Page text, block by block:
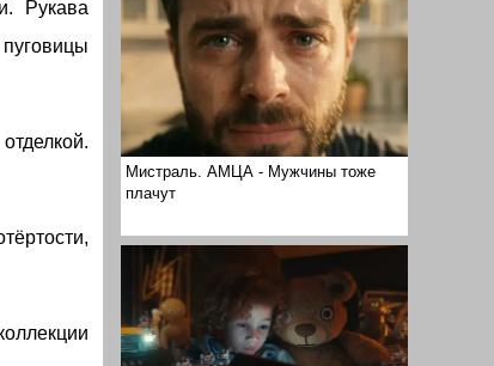
Мистраль. АМЦА - Мужчины тоже
плачут
Рукава